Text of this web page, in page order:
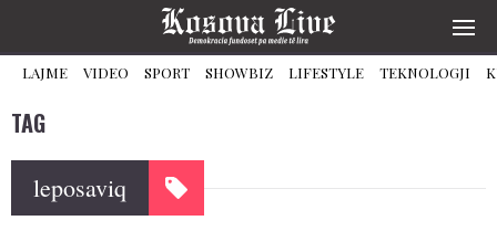
LAJME VIDEO SPORT SHOWBIZ LIFESTYLE TEKNOLOGJI
TAG
leposaviq